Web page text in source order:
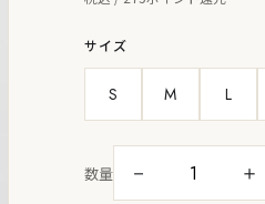
サイズ
S M L
数量 － ＋